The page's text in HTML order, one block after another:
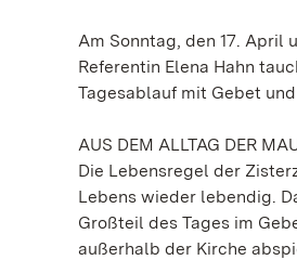
Am Sonntag, den 17. April
Referentin Elena Hahn
Tagesablauf mit Gebet
AUS DEM ALLTAG DER
Die Lebensregel der
Lebens wieder lebendig.
Großteil des Tages im
außerhalb der Kirche